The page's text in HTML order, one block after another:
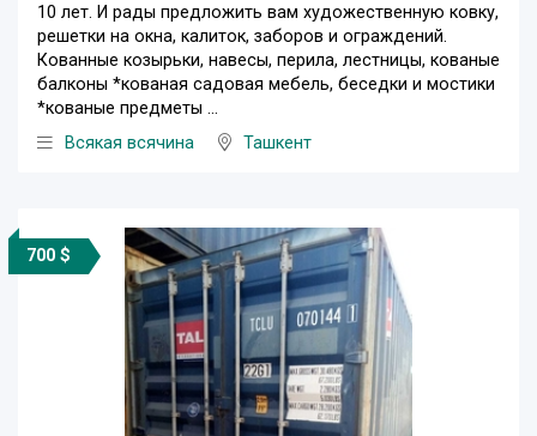
10 лет. И рады предложить вам художественную ковку,
решетки на окна, калиток, заборов и ограждений.
Кованные козырьки, навесы, перила, лестницы, кованые
балконы *кованая садовая мебель, беседки и мостики
*кованые предметы ...
Всякая всячина
Ташкент
700 $